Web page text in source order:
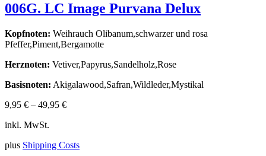
006G. LC Image Purvana Delux
Kopfnoten: Weihrauch Olibanum,schwarzer und rosa
Pfeffer,Piment,Bergamotte
Herznoten: Vetiver,Papyrus,Sandelholz,Rose
Basisnoten: Akigalawood,Safran,Wildleder,Mystikal
9,95 € – 49,95 €
inkl. MwSt.
plus Shipping Costs